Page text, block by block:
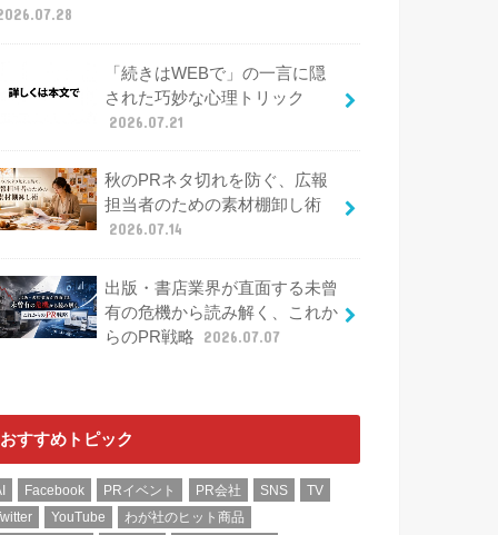
「続きはWEBで」の一言に隠
された巧妙な心理トリック
2026.07.21
秋のPRネタ切れを防ぐ、広報
担当者のための素材棚卸し術
2026.07.14
出版・書店業界が直面する未曾
有の危機から読み解く、これか
らのPR戦略
2026.07.07
おすすめトピック
Facebook PRイベント PR会社 SNS
TV
YouTube
わが社のヒット商品